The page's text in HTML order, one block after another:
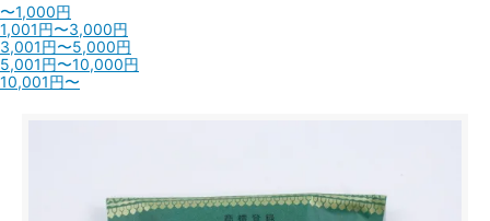
〜1,000円
1,001円〜3,000円
3,001円〜5,000円
5,001円〜10,000円
10,001円〜